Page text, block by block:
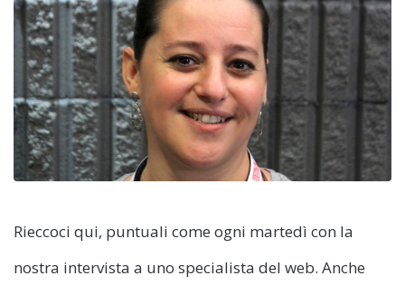
Rieccoci qui, puntuali come ogni martedì con la
nostra intervista a uno specialista del web. Anche